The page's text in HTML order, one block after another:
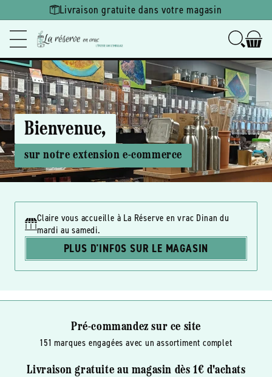
Ignorer et
passer au Livraison gratuite dans votre magasin
Bienvenue,
sur notre extension e-commerce
Claire vous accueille à La Réserve en vrac Dinan du
mardi au samedi.
PLUS D'INFOS SUR LE MAGASIN
Pré-commandez sur ce site
151 marques engagées avec un assortiment complet
Livraison gratuite au magasin dès 1€ d'achats